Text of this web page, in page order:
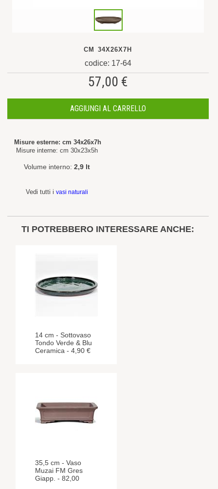
CM 34X26X7H
codice: 17-64
57,00 €
AGGIUNGI AL CARRELLO
Misure esterne: cm 34x26x7h
Misure interne: cm 30x23x5h
Volume interno: 2,9 lt
Vedi tutti i vasi naturali
TI POTREBBERO INTERESSARE ANCHE:
14 cm - Sottovaso
Tondo Verde & Blu
Ceramica - 4,90 €
35,5 cm - Vaso
Muzai FM Gres
Giapp. - 82,00